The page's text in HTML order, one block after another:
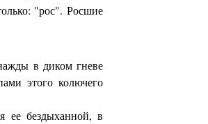
"рос". Росшие
в диком гневе
этого колючего
ее бездыханной, в